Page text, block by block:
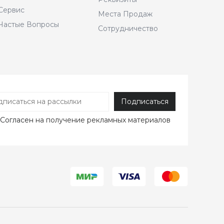
Вопросы
Места Продаж
Сотрудничество
Согласен на получение рекламных материалов